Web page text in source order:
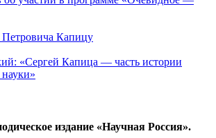
Капицу
«Сергей Капица — часть истории
издание «Научная Россия».